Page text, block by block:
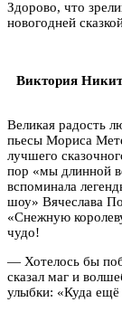
Здорово, что
новогодней
Виктория
Великая радость
пьесы Мориса
лучшего
пор «мы длинной
вспоминала
шоу» Вячеслава
«Снежную
чудо!
— Хотелось бы
сказал маг и
улыбки: «Куда